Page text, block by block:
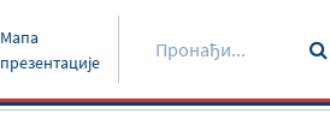
Мапа
презентације